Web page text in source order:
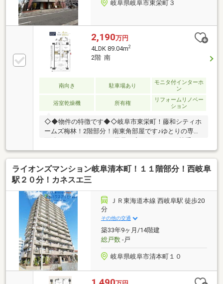
岐阜県岐阜市東栄町３
2,190万円
4LDK 89.04m2
2階 南
南向き 駐車場あり
モニタ付インターホ
ン
浴室乾燥機 所有権
リフォームリノベー
ション
◇◆物件の特徴です◆◇岐阜市東栄町！藤和シティホ
ームズ梅林！2階部分！南東角部屋です♪ゆとりの専有
あります♪ペット飼育可能なマンションです♪最寄りの
バス停徒歩1分！JR岐阜駅まで乗車14分です♪田神駅ま
で徒歩11分！通勤・通学に便利です！フルリノベーシ
ョン済み物件！素敵に大変身してます♪まだ、中古の
になってみてください♪イメージが変わるはずです♪今
から見学したい！お客様のご要望に出来る限り対応い
たします♪お気軽にお電話・メール・ラインください♪
お待ちしております
ライオンズマンション岐阜清本町！１１階部分！西岐阜
駅２０分！カネスエ三
ＪＲ東海道本線 西岐阜駅 徒歩20
分
その他の交通
築33年9ヶ月/14階建
総戸数-戸
岐阜県岐阜市清本町１０